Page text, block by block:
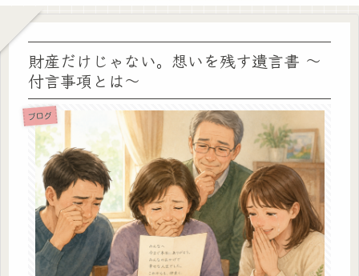
財産だけじゃない。想いを残す遺言書 ～
付言事項とは～
ブログ